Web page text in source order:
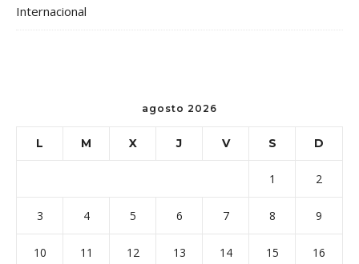
Internacional
agosto 2026
L M X J V S D
1 2
3 4 5 6 7 8 9
10 11 12 13 14 15 16